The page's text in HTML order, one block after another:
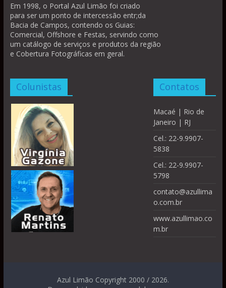
Em 1998, o Portal Azul Limão foi criado
para ser um ponto de intercessão entr;da
Bacia de Campos, contendo os Guias:
Comercial, Offshore e Festas, servindo como
um catálogo de serviços e produtos da região
e Cobertura Fotográficas em geral.
Colunistas Contatos
Macaé | Rio de
Janeiro | RJ
Cel.: 22-9.9907-
5838
Cel.: 22-9.9907-
5798
contato@azullima
o.com.br
www.azullimao.co
m.br
Azul Limão Copyright 2000 / 2026.